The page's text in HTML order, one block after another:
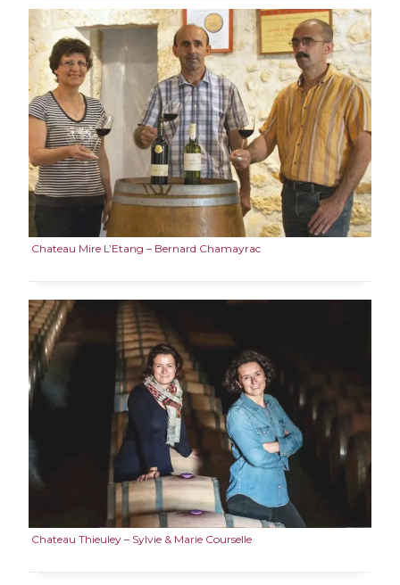
Chateau Mire L’Etang – Bernard Chamayrac
Chateau Thieuley – Sylvie & Marie Courselle